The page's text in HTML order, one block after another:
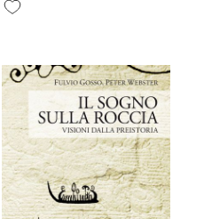
Aggiungi alla lista desideri